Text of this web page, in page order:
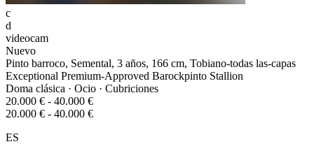
c
d
videocam
Nuevo
Pinto barroco, Semental, 3 años, 166 cm, Tobiano-todas las-capas
Exceptional Premium-Approved Barockpinto Stallion
Doma clásica · Ocio · Cubriciones
20.000 € - 40.000 €
20.000 € - 40.000 €
ES